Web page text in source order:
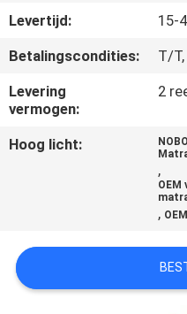
ALLE
GEVALLEN
SITEMAP
PRIVACYBELEID
Levertijd:
15-
Betalingscondities:
T/
Levering
vermogen:
2
Hoog licht:
,
OEM
,